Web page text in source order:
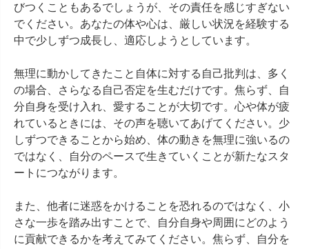
びつくこともあるでしょうが、その責任を感じすぎない
でください。あなたの体や心は、厳しい状況を経験する
中で少しずつ成長し、適応しようとしています。
無理に動かしてきたこと自体に対する自己批判は、多く
の場合、さらなる自己否定を生むだけです。焦らず、自
分自身を受け入れ、愛することが大切です。心や体が疲
れているときには、その声を聴いてあげてください。少
しずつできることから始め、体の動きを無理に強いるの
ではなく、自分のペースで生きていくことが新たなスタ
ートにつながります。
また、他者に迷惑をかけることを恐れるのではなく、小
さな一歩を踏み出すことで、自分自身や周囲にどのよう
に貢献できるかを考えてみてください。焦らず、自分を